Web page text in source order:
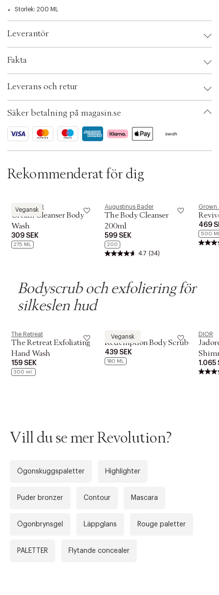
.
l
t
n
grapefrukt och mandarin.
Storlek: 200 ML
Leverantör
Fakta
EAN: 5057566328289
ID: AFBR90-0008
Leverans och retur
Säker betalning på magasin.se
Rekommenderat för dig
Vegansk
Bodyologist
Cream Cleanser Body
Wash
309 SEK
275 ML
Augustinus Bader
The Body Cleanser
200ml
599 SEK
200
4.7 (34)
Grown
469
500
Bodyscrub och exfoliering för
silkeslen hud
The Retreat
The Retreat Exfoliating
Hand Wash
159 SEK
300 ml.
Vegansk
Aesop
Redemption Body Scrub
439 SEK
180 ML
DIOR
1.065
Vill du se mer Revolution?
Ögonskuggspaletter Highlighter
Puder bronzer Contour Mascara
Ögonbrynsgel Läppglans Rouge paletter
PALETTER Flytande concealer